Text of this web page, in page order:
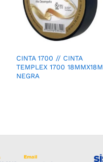
CINTA 1700 // CINTA
TEMPLEX 1700 18MMX18M
NEGRA